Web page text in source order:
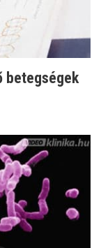
betegségek